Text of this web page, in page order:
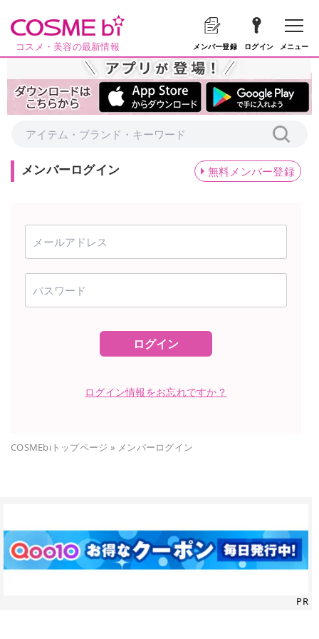
コスメ・美容の最新情報 メンバー登録 ログイン メニュー
メンバーログイン 無料メンバー登録
ログイン
ログイン情報をお忘れですか？
COSMEbiトップページ » メンバーログイン
PR